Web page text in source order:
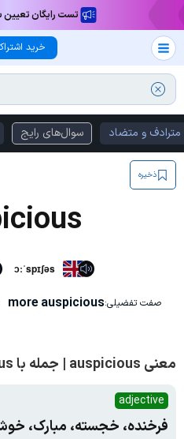
تست رایگان تعیین
خرید
مترادف و متضاد سوال‌های رایج
ذخیره
ɔːˈspɪʃəs
صفت تفضیلی:more auspicious
معنی auspicious | جمله با auspicious
adjective
فرخنده، خجسته، مبارک،